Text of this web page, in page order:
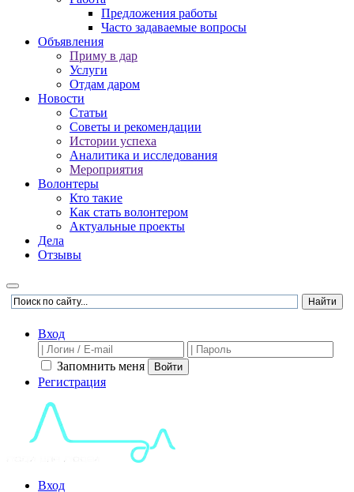
Предложения работы
Часто задаваемые вопросы
Объявления
Приму в дар
Услуги
Отдам даром
Новости
Статьи
Советы и рекомендации
Истории успеха
Аналитика и исследования
Мероприятия
Волонтеры
Кто такие
Как стать волонтером
Актуальные проекты
Дела
Отзывы
Вход
Запомнить меня Войти
Регистрация
Вход